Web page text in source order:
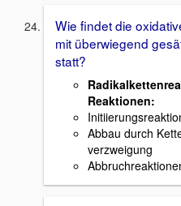
Wie findet die
mit überwiegend
statt?
Reaktionen:
Abbau durch
verzweigung